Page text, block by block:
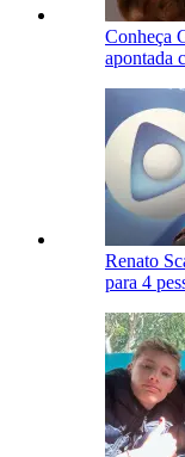
Conheça
apontada
Renato
para 4